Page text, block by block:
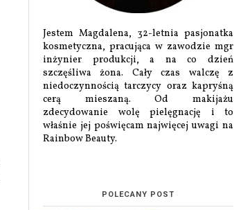
Jestem Magdalena, 32-letnia pasjonatka
kosmetyczna, pracująca w zawodzie mgr
inżynier produkcji, a na co dzień
szczęśliwa żona. Cały czas walczę z
niedoczynnością tarczycy oraz kapryśną
cerą mieszaną. Od makijażu
zdecydowanie wolę pielęgnację i to
właśnie jej poświęcam najwięcej uwagi na
Rainbow Beauty.
POLECANY POST